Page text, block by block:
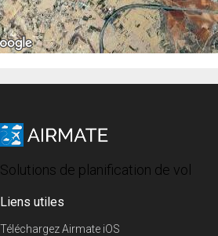
Solutions de planification de vol
Liens utiles
Téléchargez Airmate iOS